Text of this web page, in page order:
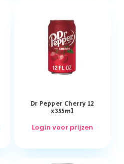
Dr Pepper Cherry 12
x355ml
Login voor prijzen